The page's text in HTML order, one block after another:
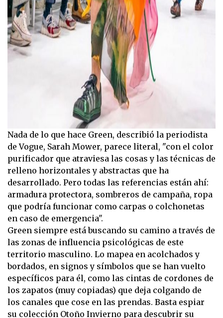
Nada de lo que hace Green, describió la periodista
de Vogue, Sarah Mower, parece literal, "con el color
purificador que atraviesa las cosas y las técnicas de
relleno horizontales y abstractas que ha
desarrollado. Pero todas las referencias están ahí:
armadura protectora, sombreros de campaña, ropa
que podría funcionar como carpas o colchonetas
en caso de emergencia".
Green siempre está buscando su camino a través de
las zonas de influencia psicológicas de este
territorio masculino. Lo mapea en acolchados y
bordados, en signos y símbolos que se han vuelto
específicos para él, como las cintas de cordones de
los zapatos (muy copiadas) que deja colgando de
los canales que cose en las prendas. Basta espiar
su colección Otoño Invierno para descubrir su